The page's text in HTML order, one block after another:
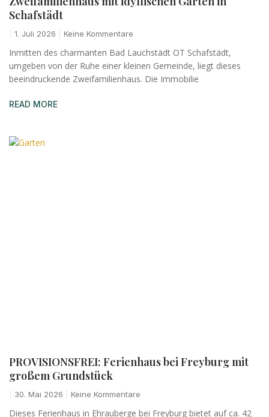
Schafstädt
1. Juli 2026 Keine Kommentare
Inmitten des charmanten Bad Lauchstädt OT Schafstädt,
umgeben von der Ruhe einer kleinen Gemeinde, liegt dieses
beeindruckende Zweifamilienhaus. Die Immobilie
READ MORE
PROVISIONSFREI: Ferienhaus bei Freyburg mit
großem Grundstück
30. Mai 2026 Keine Kommentare
Dieses Ferienhaus in Ehrauberge bei Freyburg bietet auf ca. 42